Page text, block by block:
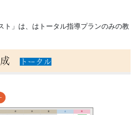
ト」は、はトータル指導プランのみの教
成 トータル